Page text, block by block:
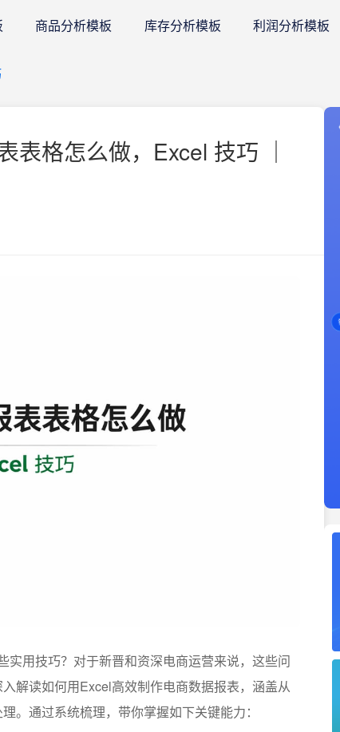
商品分析模板 库存分析模板 利润分析模板
表格怎么做，Excel 技巧 ｜
实用技巧？对于新晋和资深电商运营来说，这些问
解读如何用Excel高效制作电商数据报表，涵盖从
。通过系统梳理，带你掌握如下关键能力：